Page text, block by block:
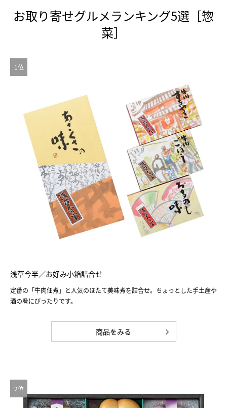
お取り寄せグルメランキング5選［惣
菜］
1位
浅草今半／お好み小箱詰合せ
定番の「牛肉佃煮」と人気のほたて美味煮を詰合せ。ちょっとした手土産や
酒の肴にぴったりです。
商品をみる
2位